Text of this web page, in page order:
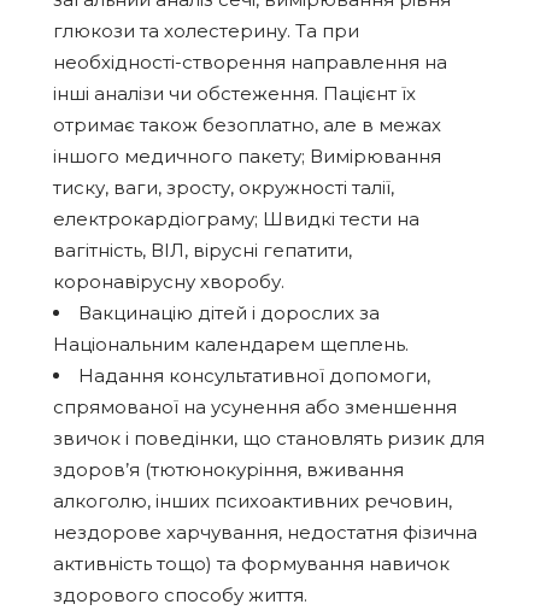
глюкози та холестерину. Та при
необхідності-створення направлення на
інші аналізи чи обстеження. Пацієнт їх
отримає також безоплатно, але в межах
іншого медичного пакету; Вимірювання
тиску, ваги, зросту, окружності талії,
електрокардіограму; Швидкі тести на
вагітність, ВІЛ, вірусні гепатити,
коронавірусну хворобу.
Вакцинацію дітей і дорослих за
Національним календарем щеплень.
Надання консультативної допомоги,
спрямованої на усунення або зменшення
звичок і поведінки, що становлять ризик для
здоров’я (тютюнокуріння, вживання
алкоголю, інших психоактивних речовин,
нездорове харчування, недостатня фізична
активність тощо) та формування навичок
здорового способу життя.